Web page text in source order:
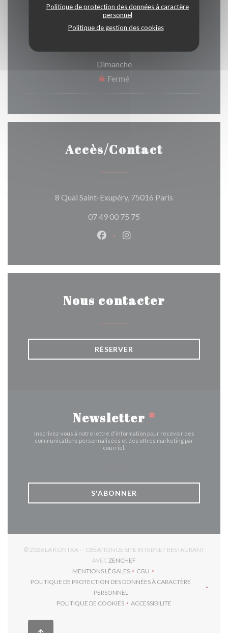
Politique de protection des données à caractère
personnel
Politique de gestion des cookies
Mar-Sam
19h30 - 01h30
Dimanche
Fermé
Accès/Contact
8 Quai Saint-Exupéry, 75016 Paris
07 49 00 75 75
Facebook ((ouvre une
Instagram ((ouvre une
Nous contacter
RÉSERVER
Newsletter *
Inscrivez-vous à notre lettre d'information pour recevoir des
communications personnalisées et des offres marketing par
courriel.
S'ABONNER
© 2026 LA KONTXA — CRÉATION DE SITE INTERNET RESTAURANT
AVEC ZENCHEF
MENTIONS LÉGALES
((OUVRE UNE NOUVELLE FENÊTRE))
CGU
((OUVRE UNE NOUVELLE
POLITIQUE DE PROTECTION DES DONNÉES À CARACTÈRE
PERSONNEL((OUVRE UNE NOUVELLE FENÊTRE))
POLITIQUE DE COOKIES
((OUVRE UNE NOUVELLE FENÊTRE))
ACCESSIBILITE
((OUVRE UNE NOUVELLE